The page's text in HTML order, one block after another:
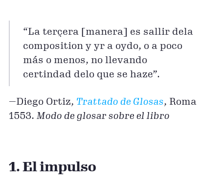
“La terçera [manera] es sallir dela
composition y yr a oydo, o a poco
más o menos, no llevando
certindad delo que se haze”.
—Diego Ortiz, Trattado de Glosas, Roma
1553. Modo de glosar sobre el libro
1. El impulso